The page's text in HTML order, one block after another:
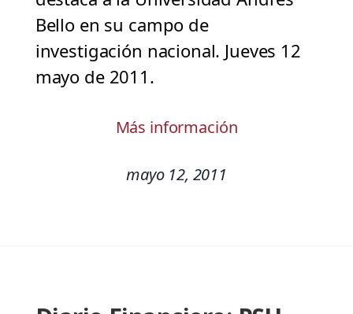
Bello en su campo de
investigación nacional. Jueves 12
mayo de 2011.
Más información
mayo 12, 2011